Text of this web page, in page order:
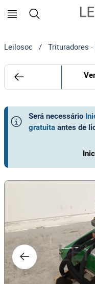
Leilosoc / Trituradores
Será necessário
gratuita antes de